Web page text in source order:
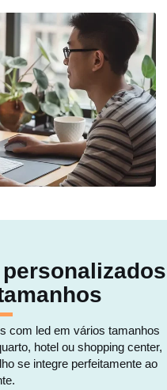
com led em vários tamanhos
hotel ou shopping center,
se integre perfeitamente ao